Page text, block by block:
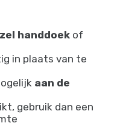
handdoek of
in plaats van te
aan de
gebruik dan een